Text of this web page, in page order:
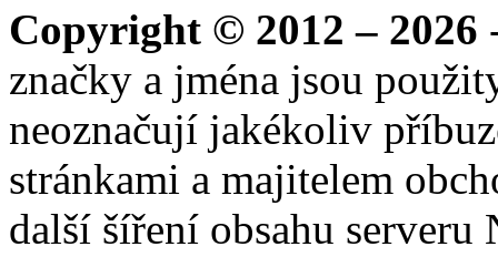
Copyright © 2012 – 2026
značky a jména jsou
neoznačují jakékoliv
stránkami a majitelem
další šíření obsahu serveru